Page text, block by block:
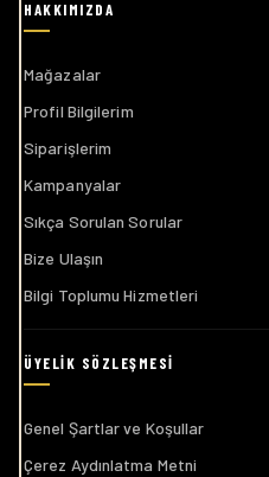
Mağazalar
Profil Bilgilerim
Siparişlerim
Kampanyalar
Sıkça Sorulan Sorular
Bize Ulaşın
Bilgi Toplumu Hizmetleri
Genel Şartlar ve Koşullar
Çerez Aydınlatma Metni